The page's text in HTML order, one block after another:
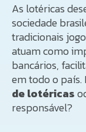
As lotéricas
sociedade
tradicionais
atuam como
bancários,
em todo o país.
de lotéricas
responsável?